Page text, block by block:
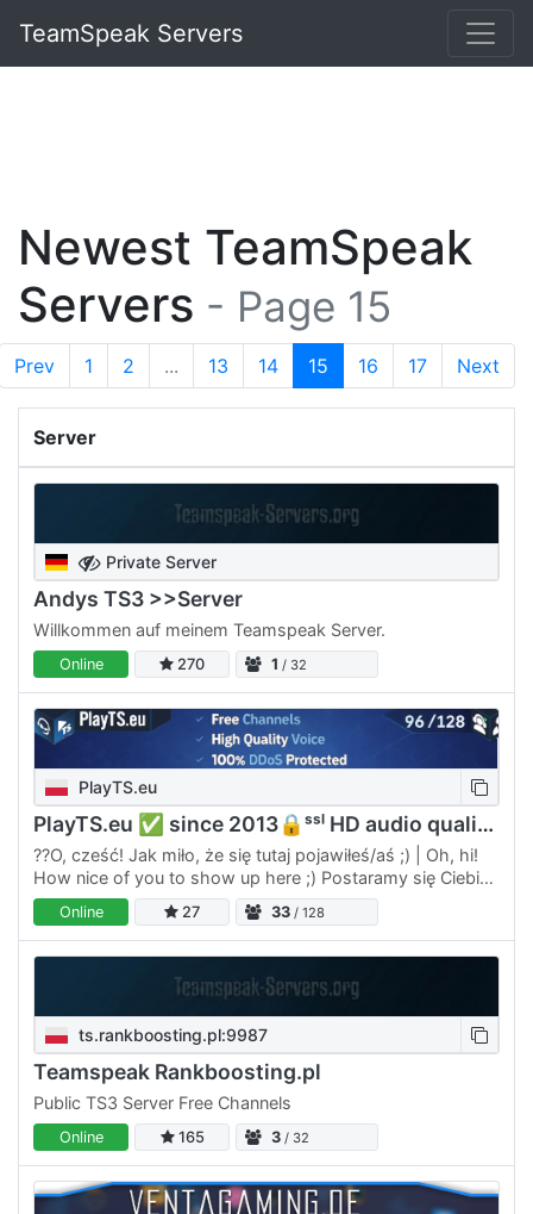
TeamSpeak Servers
Newest TeamSpeak
Servers - Page 15
Prev 1 2 ... 13 14 15 16 17 Next
Server
Private Server
Andys TS3 >>Server
Willkommen auf meinem Teamspeak Server.
Online 270 1 / 32
PlayTS.eu
PlayTS.eu ✅ since 2013🔒ˢˢˡ HD audio quality💎 free
??⁢O, cześć! Jak miło, że się tutaj pojawiłeś/aś ;) | Oh, hi!
How nice of you to show up here ;) Postaramy się Ciebie
przekonać do | We will try to convince you to…
Online 27 33 / 128
ts.rankboosting.pl:9987
Teamspeak Rankboosting.pl
Public TS3 Server Free Channels
Online 165 3 / 32